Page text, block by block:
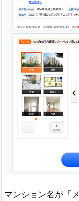
マンション名が「